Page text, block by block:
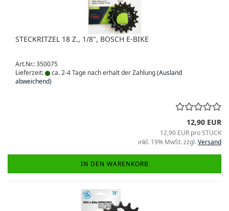
STECKRITZEL 18 Z., 1/8", BOSCH E-BIKE
Art.Nr.: 350075
Lieferzeit:
ca. 2-4 Tage nach erhalt der Zahlung(Ausland
abweichend)
12,90 EUR
12,90 EUR pro STÜCK
inkl. 19% MwSt. zzgl.Versand
IN DEN WARENKORB